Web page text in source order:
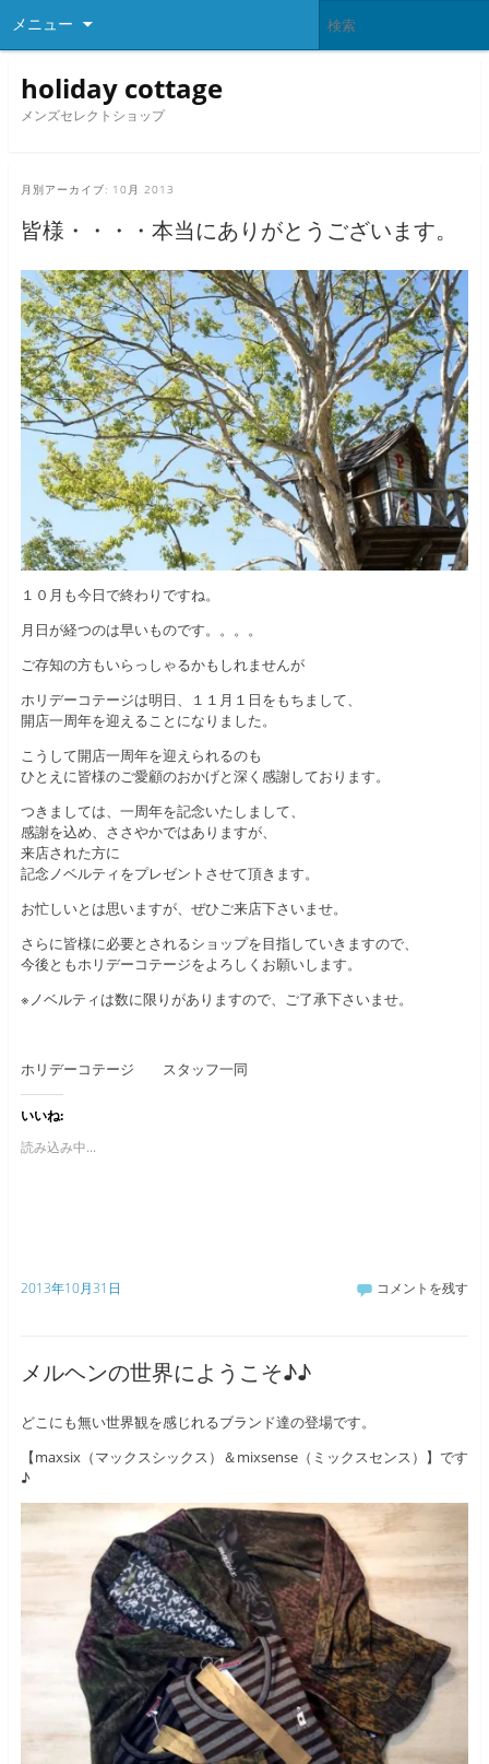
メニュー
holiday cottage
メンズセレクトショップ
月別アーカイブ: 10月 2013
皆様・・・・本当にありがとうございます。
１０月も今日で終わりですね。
月日が経つのは早いものです。。。。
ご存知の方もいらっしゃるかもしれませんが
ホリデーコテージは明日、１１月１日をもちまして、
開店一周年を迎えることになりました。
こうして開店一周年を迎えられるのも
ひとえに皆様のご愛顧のおかげと深く感謝しております。
つきましては、一周年を記念いたしまして、
感謝を込め、ささやかではありますが、
来店された方に
記念ノベルティをプレゼントさせて頂きます。
お忙しいとは思いますが、ぜひご来店下さいませ。
さらに皆様に必要とされるショップを目指していきますので、
今後ともホリデーコテージをよろしくお願いします。
※ノベルティは数に限りがありますので、ご了承下さいませ。
ホリデーコテージ スタッフ一同
いいね:
読み込み中...
2013年10月31日 コメントを残す
メルヘンの世界にようこそ♪♪
どこにも無い世界観を感じれるブランド達の登場です。
【maxsix（マックスシックス）＆mixsense（ミックスセンス）】です
♪